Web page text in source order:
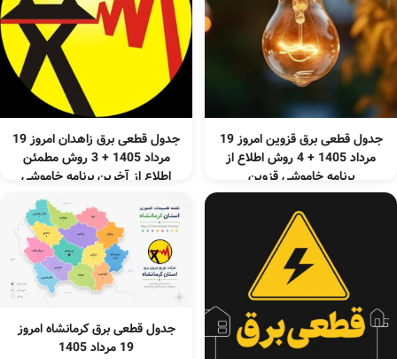
جدول قطعی برق قزوین امروز 19
مرداد 1405 + 4 روش اطلاع از
برنامه خاموشی قزوین
جدول قطعی برق زاهدان امروز 19
مرداد 1405 + 3 روش مطمئن
اطلاع از آخرین برنامه خاموشی
جدول قطعی برق کرمانشاه امروز
19 مرداد 1405